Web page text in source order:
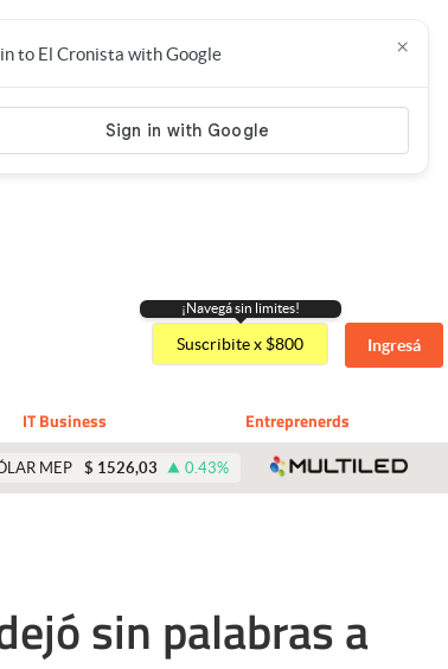
¡Navegá sin limites!
Suscribite x $800 Ingresá
IT Business Entreprenerds
MEP $ 1526,03 0.43%
to El Cronista with Google ×
sin palabras a